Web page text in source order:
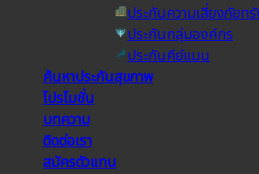
ประกันความเสี่ยงภัยท
ประกันกลุ่มองค์กร
ประกันคีย์แมน
ค้นหาประกันสุขภาพ
โปรโมชั่น
บทความ
ติดต่อเรา
สมัครตัวแทน